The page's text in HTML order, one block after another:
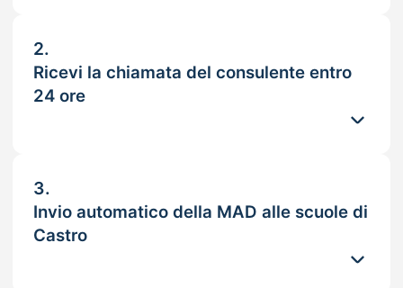
2.
Ricevi la chiamata del consulente entro
24 ore
3.
Invio automatico della MAD alle scuole di
Castro